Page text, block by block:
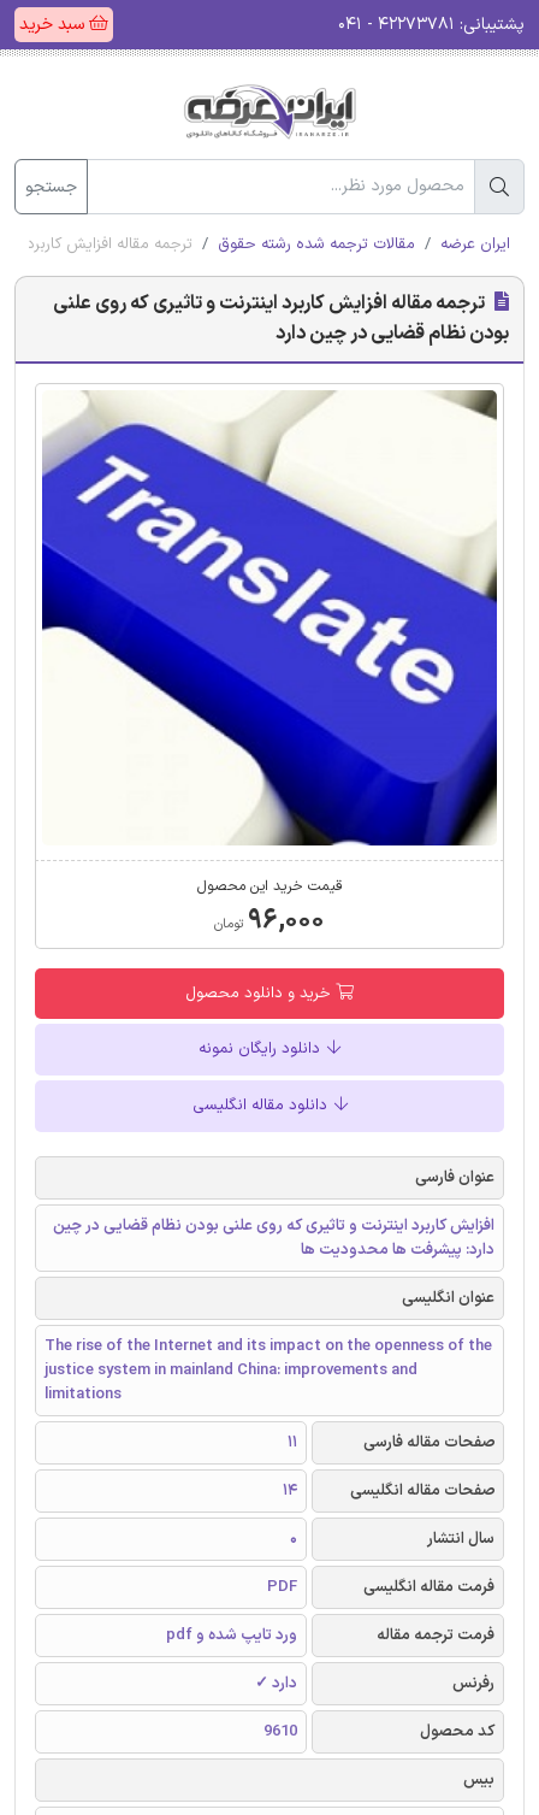
پشتیبانی: سبد خرید
جستجو
ایران عرضه مقالات ترجمه شده رشته حقوق ترجمه مقاله افزایش کاربرد
ترجمه مقاله افزایش کاربرد اینترنت و تاثیری که روی علنی
بودن نظام ‌قضایی در چین دارد
قیمت خرید این محصول
۹۶,۰۰۰ تومان
خرید و دانلود محصول
دانلود رایگان نمونه
دانلود مقاله انگلیسی
عنوان فارسی
افزایش کاربرد اینترنت و تاثیری که روی علنی بودن نظام ‌قضایی در چین
دارد: پیشرفت ها محدودیت ها
عنوان انگلیسی
The rise of the Internet and its impact on the openness of the
justice system in mainland China: improvements and
limitations
صفحات مقاله فارسی
11
صفحات مقاله انگلیسی
14
سال انتشار
0
فرمت مقاله انگلیسی
PDF
فرمت ترجمه مقاله
ورد تایپ شده و pdf
رفرنس
دارد ✓
کد محصول
9610
بیس